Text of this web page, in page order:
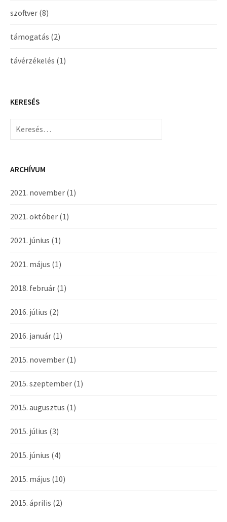
szoftver (8)
támogatás (2)
távérzékelés (1)
KERESÉS
Keresés:
ARCHÍVUM
2021. november (1)
2021. október (1)
2021. június (1)
2021. május (1)
2018. február (1)
2016. július (2)
2016. január (1)
2015. november (1)
2015. szeptember (1)
2015. augusztus (1)
2015. július (3)
2015. június (4)
2015. május (10)
2015. április (2)